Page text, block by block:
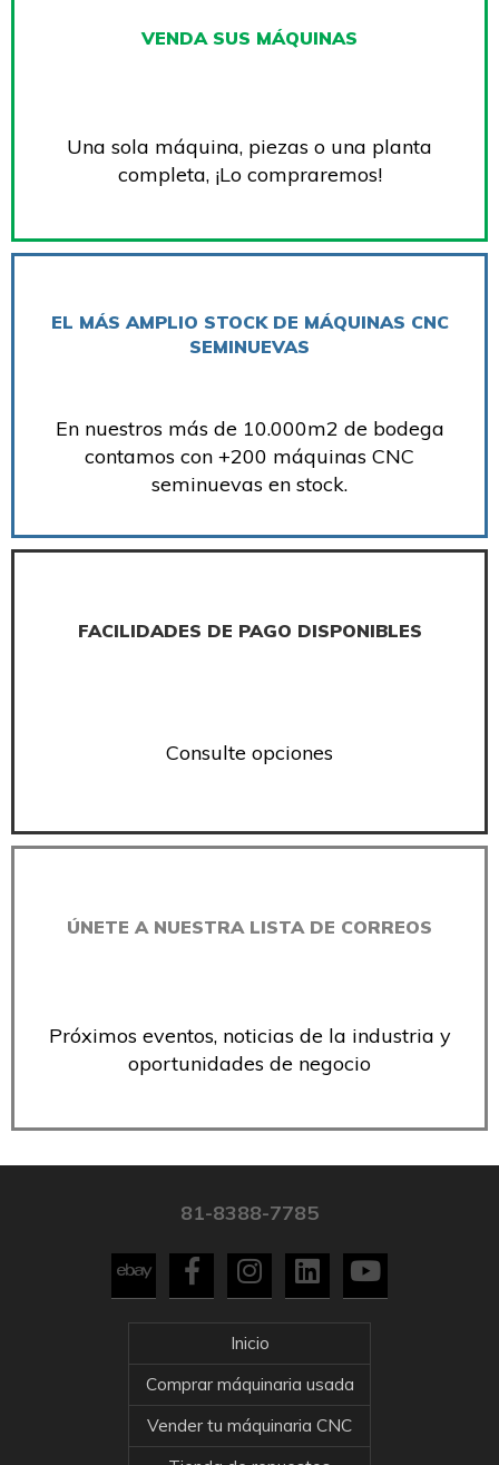
VENDA SUS MÁQUINAS
Una sola máquina, piezas o una planta
completa, ¡Lo compraremos!
EL MÁS AMPLIO STOCK DE MÁQUINAS CNC
SEMINUEVAS
En nuestros más de 10.000m2 de bodega
contamos con +200 máquinas CNC
seminuevas en stock.
FACILIDADES DE PAGO DISPONIBLES
Consulte opciones
ÚNETE A NUESTRA LISTA DE CORREOS
Próximos eventos, noticias de la industria y
oportunidades de negocio
81-8388-7785
Inicio
Comprar máquinaria usada
Vender tu máquinaria CNC